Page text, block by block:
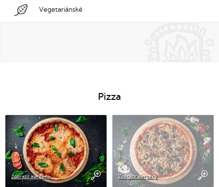
Vegetariánské
Pizza
Zobrazit alergeny Zobrazit alergeny